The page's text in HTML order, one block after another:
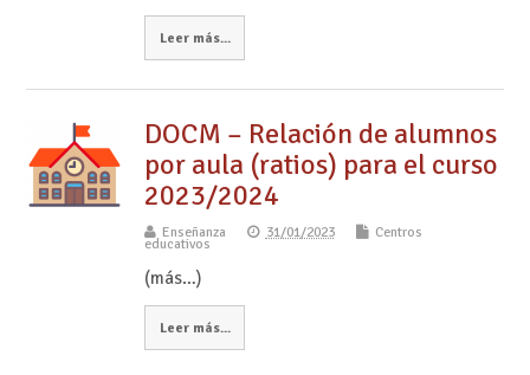
Leer más...
DOCM – Relación de alumnos
por aula (ratios) para el curso
2023/2024
Enseñanza 31/01/2023 Centros
educativos
(más…)
Leer más...